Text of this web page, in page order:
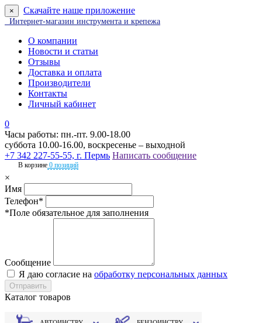
× Скачайте наше приложение
Интернет-магазин инструмента и крепежа
О компании
Новости и статьи
Отзывы
Доставка и оплата
Производители
Контакты
Личный кабинет
0
Часы работы: пн.-пт. 9.00-18.00
суббота 10.00-16.00, воскресенье – выходной
+7 342 227-55-55, г. Пермь Написать сообщение
В корзине 0 позиций
×
Имя
Телефон*
*Поле обязательное для заполнения
Сообщение
Я даю согласие на обработку персональных данных
Каталог товаров